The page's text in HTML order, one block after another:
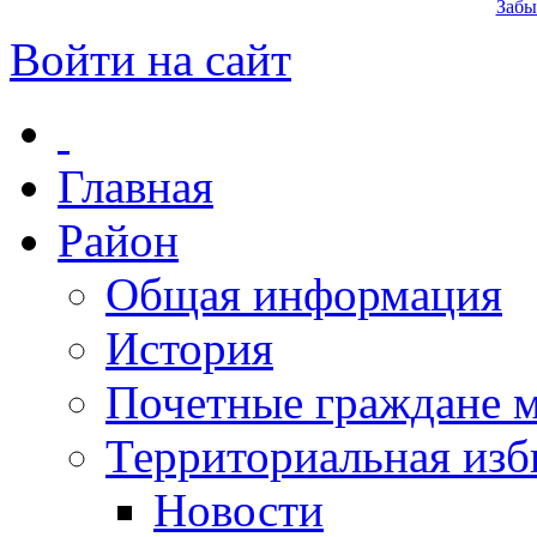
Войти на сайт
Главная
Район
Общая информация
История
Почетные граждане
Территориальная
Новости